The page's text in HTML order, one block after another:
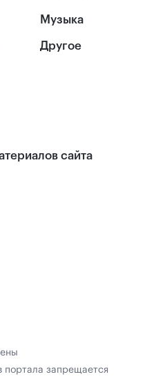
Музыка
Другое
сайта
запрещается